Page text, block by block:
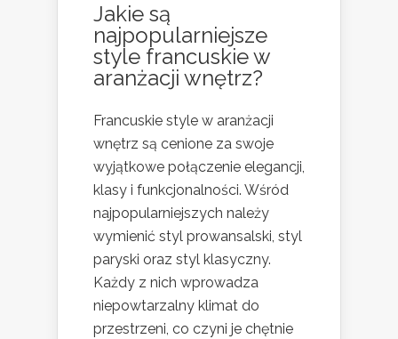
Jakie są
najpopularniejsze
style francuskie w
aranżacji wnętrz?
Francuskie style w aranżacji
wnętrz są cenione za swoje
wyjątkowe połączenie elegancji,
klasy i funkcjonalności. Wśród
najpopularniejszych należy
wymienić styl prowansalski, styl
paryski oraz styl klasyczny.
Każdy z nich wprowadza
niepowtarzalny klimat do
przestrzeni, co czyni je chętnie